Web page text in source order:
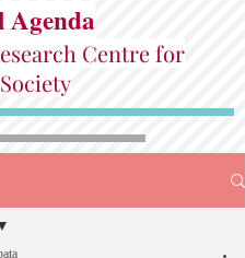
Agenda
Centre for